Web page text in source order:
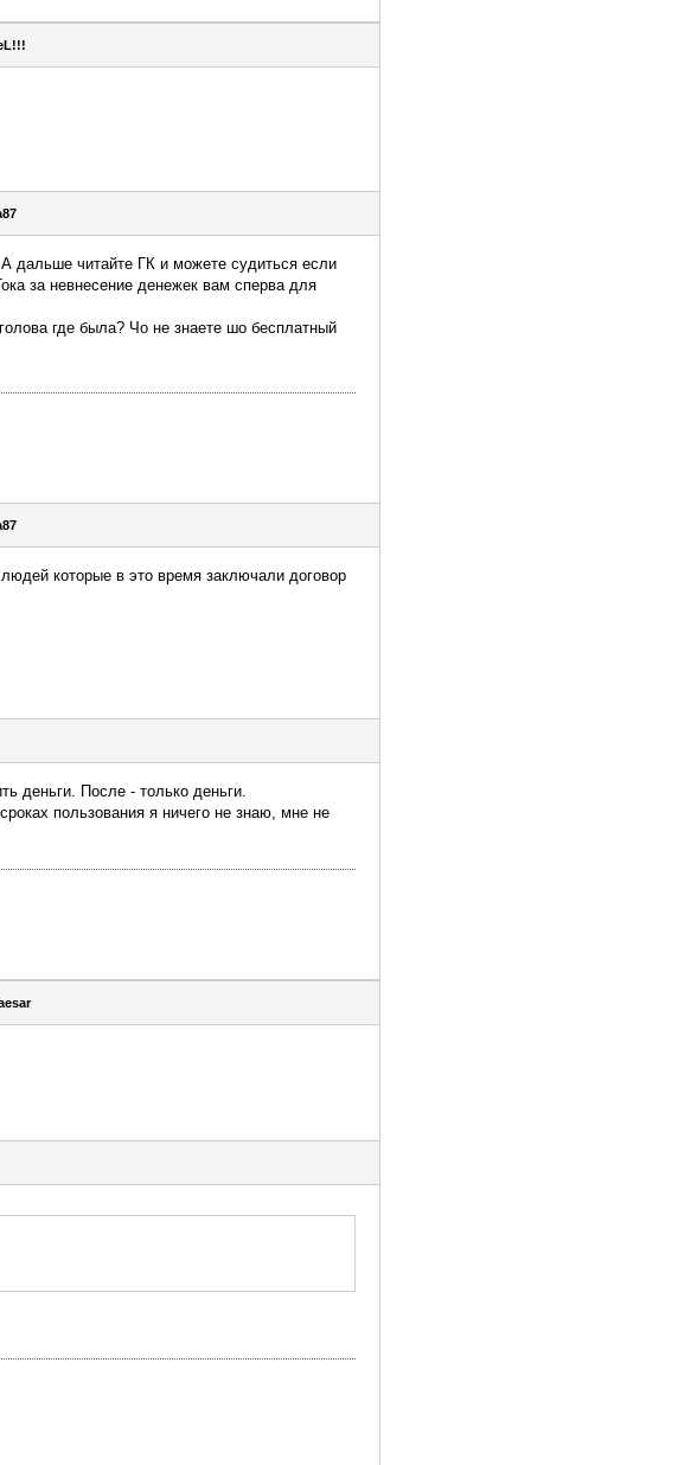
дальше читайте ГК и можете судиться если
за невнесение денежек вам сперва для
где была? Чо не знаете шо бесплатный
которые в это время заключали договор
деньги. После - только деньги.
пользования я ничего не знаю, мне не